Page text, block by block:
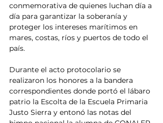
conmemorativa de quienes luchan día a
día para garantizar la soberanía y
proteger los intereses marítimos en
mares, costas, ríos y puertos de todo el
país.
Durante el acto protocolario se
realizaron los honores a la bandera
correspondientes donde portó el lábaro
patrio la Escolta de la Escuela Primaria
Justo Sierra y entonó las notas del